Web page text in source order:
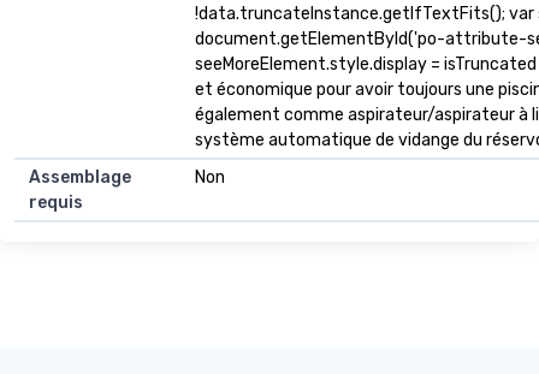
!data.truncateInstance.getIfTextFits(); var
document.getElementById('po-attribute-
seeMoreElement.style.display =
et économique pour avoir toujours une
également comme aspirateur/aspirateur à
système automatique de vidange du
Assemblage
requis
Non